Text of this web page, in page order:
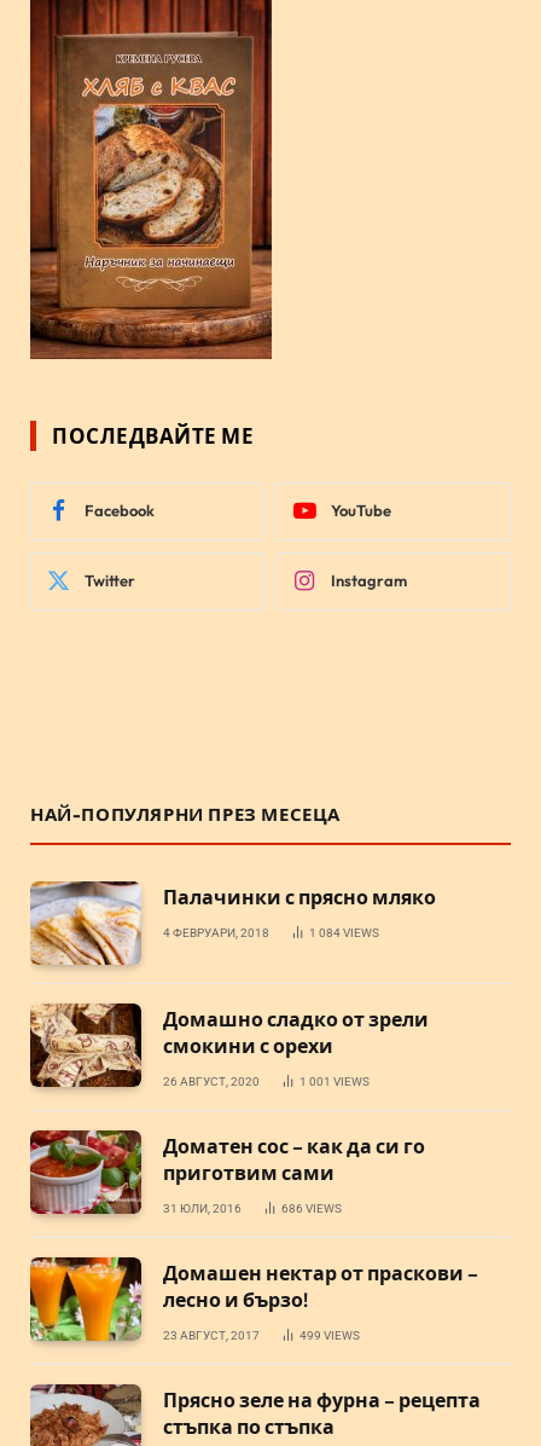
ПОСЛЕДВАЙТЕ МЕ
Facebook YouTube
Twitter Instagram
НАЙ-ПОПУЛЯРНИ ПРЕЗ МЕСЕЦА
Палачинки с прясно мляко
4 ФЕВРУАРИ, 2018 1 084VIEWS
Домашно сладко от зрели
смокини с орехи
26 АВГУСТ, 2020 1 001 VIEWS
Доматен сос – как да си го
приготвим сами
31 ЮЛИ, 2016 686 VIEWS
Домашен нектар от праскови –
лесно и бързо!
23 АВГУСТ, 2017 499 VIEWS
Прясно зеле на фурна – рецепта
стъпка по стъпка